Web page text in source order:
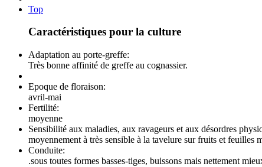
Top
Caractéristiques pour la culture
Adaptation au porte-greffe:
Très bonne affinité de greffe au cognassier.
Epoque de floraison:
avril-mai
Fertilité:
moyenne
Sensibilité aux maladies, aux ravageurs et aux désordres
moyennement à très sensible à la tavelure sur fruits et feuilles
Conduite:
.sous toutes formes basses-tiges, buissons mais nettement